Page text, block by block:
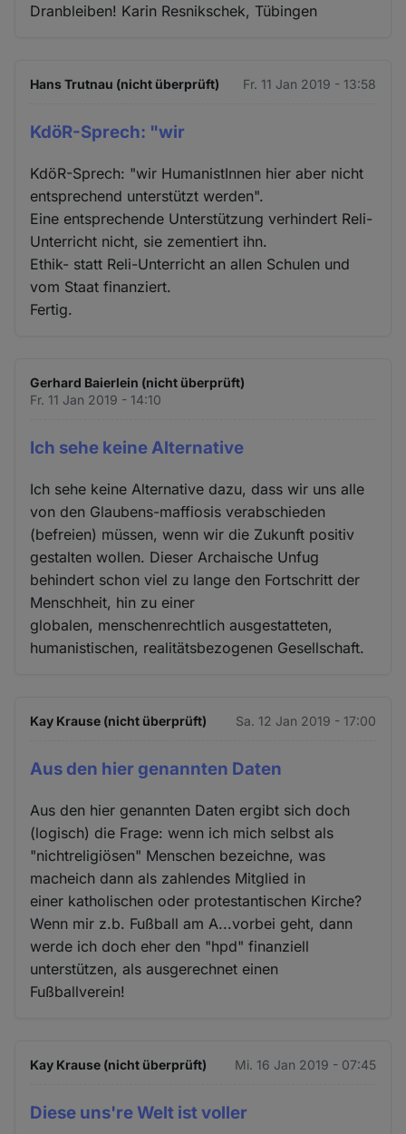
Dranbleiben! Karin Resnikschek, Tübingen
Hans Trutnau (nicht überprüft) Fr. 11 Jan 2019 - 13:58
KdöR-Sprech: "wir
KdöR-Sprech: "wir HumanistInnen hier aber nicht
entsprechend unterstützt werden".
Eine entsprechende Unterstützung verhindert Reli-
Unterricht nicht, sie zementiert ihn.
Ethik- statt Reli-Unterricht an allen Schulen und
vom Staat finanziert.
Fertig.
Gerhard Baierlein (nicht überprüft)
Fr. 11 Jan 2019 - 14:10
Ich sehe keine Alternative
Ich sehe keine Alternative dazu, dass wir uns alle
von den Glaubens-maffiosis verabschieden
(befreien) müssen, wenn wir die Zukunft positiv
gestalten wollen. Dieser Archaische Unfug
behindert schon viel zu lange den Fortschritt der
Menschheit, hin zu einer
globalen, menschenrechtlich ausgestatteten,
humanistischen, realitätsbezogenen Gesellschaft.
Kay Krause (nicht überprüft) Sa. 12 Jan 2019 - 17:00
Aus den hier genannten Daten
Aus den hier genannten Daten ergibt sich doch
(logisch) die Frage: wenn ich mich selbst als
"nichtreligiösen" Menschen bezeichne, was
macheich dann als zahlendes Mitglied in
einer katholischen oder protestantischen Kirche?
Wenn mir z.b. Fußball am A...vorbei geht, dann
werde ich doch eher den "hpd" finanziell
unterstützen, als ausgerechnet einen
Fußballverein!
Kay Krause (nicht überprüft) Mi. 16 Jan 2019 - 07:45
Diese uns're Welt ist voller